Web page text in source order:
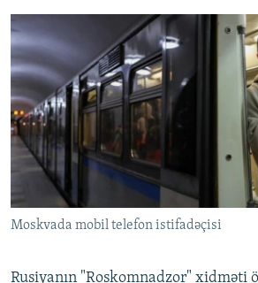
Moskvada mobil telefon istifadəçisi
Rusiyanın "Roskomnadzor" xidməti